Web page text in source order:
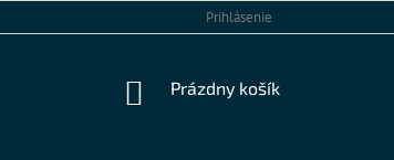
Prihlásenie
NÁKUPNÝ
Prázdny košík